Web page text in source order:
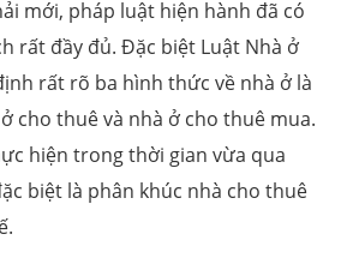
mới, pháp luật hiện hành đã có
rất đầy đủ. Đặc biệt Luật Nhà ở
rất rõ ba hình thức về nhà ở là
cho thuê và nhà ở cho thuê mua.
hiện trong thời gian vừa qua
biệt là phân khúc nhà cho thuê